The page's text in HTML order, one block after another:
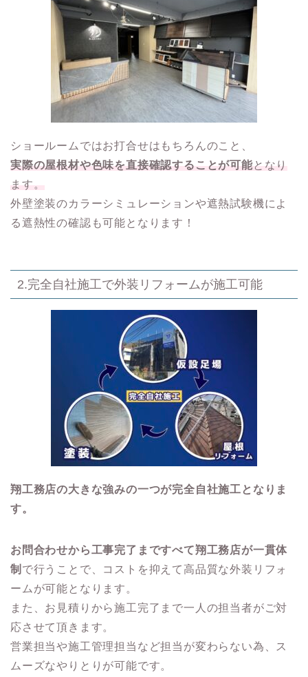
ショールームではお打合せはもちろんのこと、
実際の屋根材や色味を直接確認することが可能となり
ます。
外壁塗装のカラーシミュレーションや遮熱試験機によ
る遮熱性の確認も可能となります！
2.完全自社施工で外装リフォームが施工可能
翔工務店の大きな強みの一つが完全自社施工となりま
す。
お問合わせから工事完了まですべて翔工務店が一貫体
制 で行うことで、コストを抑えて高品質な外装リフォ
ームが可能となります。
また、お見積りから施工完了まで一人の担当者がご対
応させて頂きます。
営業担当や施工管理担当など担当が変わらない為、ス
ムーズなやりとりが可能です。